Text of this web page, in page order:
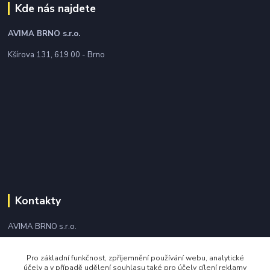
Kde nás najdete
AVIMA BRNO s.r.o.
Kšírova 131, 619 00 - Brno
Kontakty
AVIMA BRNO s.r.o.
+420 543 249 338
Pro základní funkčnost, zpříjemnění používání webu, analytické
účely a v případě udělení souhlasu také pro účely cílení reklamy